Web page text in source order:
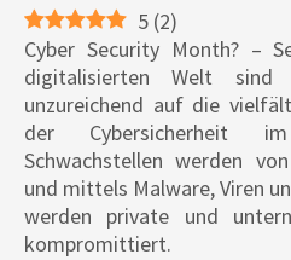
5 (2)
Cyber Security Month? ­­­­–
digitalisierten Welt
unzureichend auf die
der Cybersicherheit
Schwachstellen werden
und mittels Malware, Viren
werden private und
kompromittiert.